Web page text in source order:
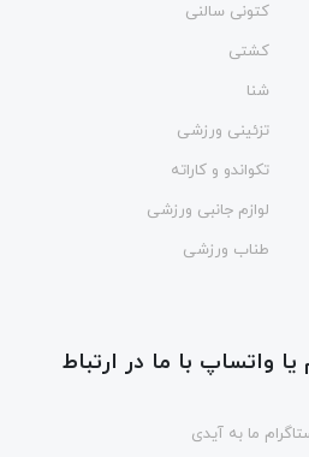
کتونی سالنی
کشتی
شنا
تزئینی ورزشی
تکواندو و کاراته
لوازم جانبی ورزشی
طناب ورزشی
یا واتساپ با ما در ارتباط
ما به آیدی